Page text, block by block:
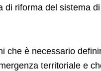
di riforma del sistema di
che è necessario
territoriale e